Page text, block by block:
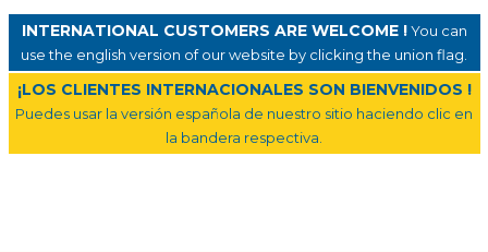
INTERNATIONAL CUSTOMERS ARE WELCOME !You can
use the english version of our website by clicking the union flag.
¡LOS CLIENTES INTERNACIONALES SON BIENVENIDOS !
Puedes usar la versión española de nuestro sitio haciendo clic en
la bandera respectiva.